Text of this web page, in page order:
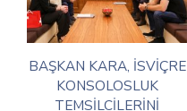
BAŞKAN KARA, İSVİÇRE
KONSOLOSLUK
TEMSİLCİLERİNİ